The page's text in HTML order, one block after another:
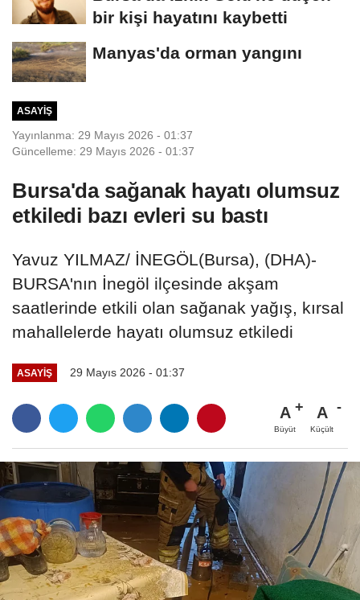
bir kişi hayatını kaybetti
Manyas'da orman yangını
ASAYIŞ
Yayınlanma: 29 Mayıs 2026 - 01:37
Güncelleme: 29 Mayıs 2026 - 01:37
Bursa'da sağanak hayatı olumsuz
etkiledi bazı evleri su bastı
Yavuz YILMAZ/ İNEGÖL(Bursa), (DHA)-
BURSA'nın İnegöl ilçesinde akşam
saatlerinde etkili olan sağanak yağış, kırsal
mahallelerde hayatı olumsuz etkiledi
ASAYIŞ 29 Mayıs 2026 - 01:37
A
Büyüt
A
Küçült